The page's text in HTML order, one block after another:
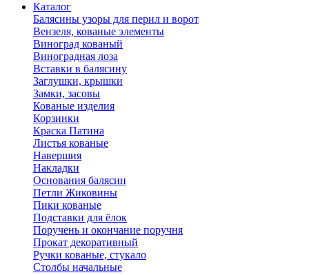
Каталог
Балясины узоры для перил и ворот
Вензеля, кованые элементы
Виноград кованый
Виноградная лоза
Вставки в балясину
Заглушки, крышки
Замки, засовы
Кованые изделия
Корзинки
Краска Патина
Листья кованые
Навершия
Накладки
Основания балясин
Петли Жиковины
Пики кованые
Подставки для ёлок
Поручень и окончание поручня
Прокат декоративный
Ручки кованые, стукало
Столбы начальные